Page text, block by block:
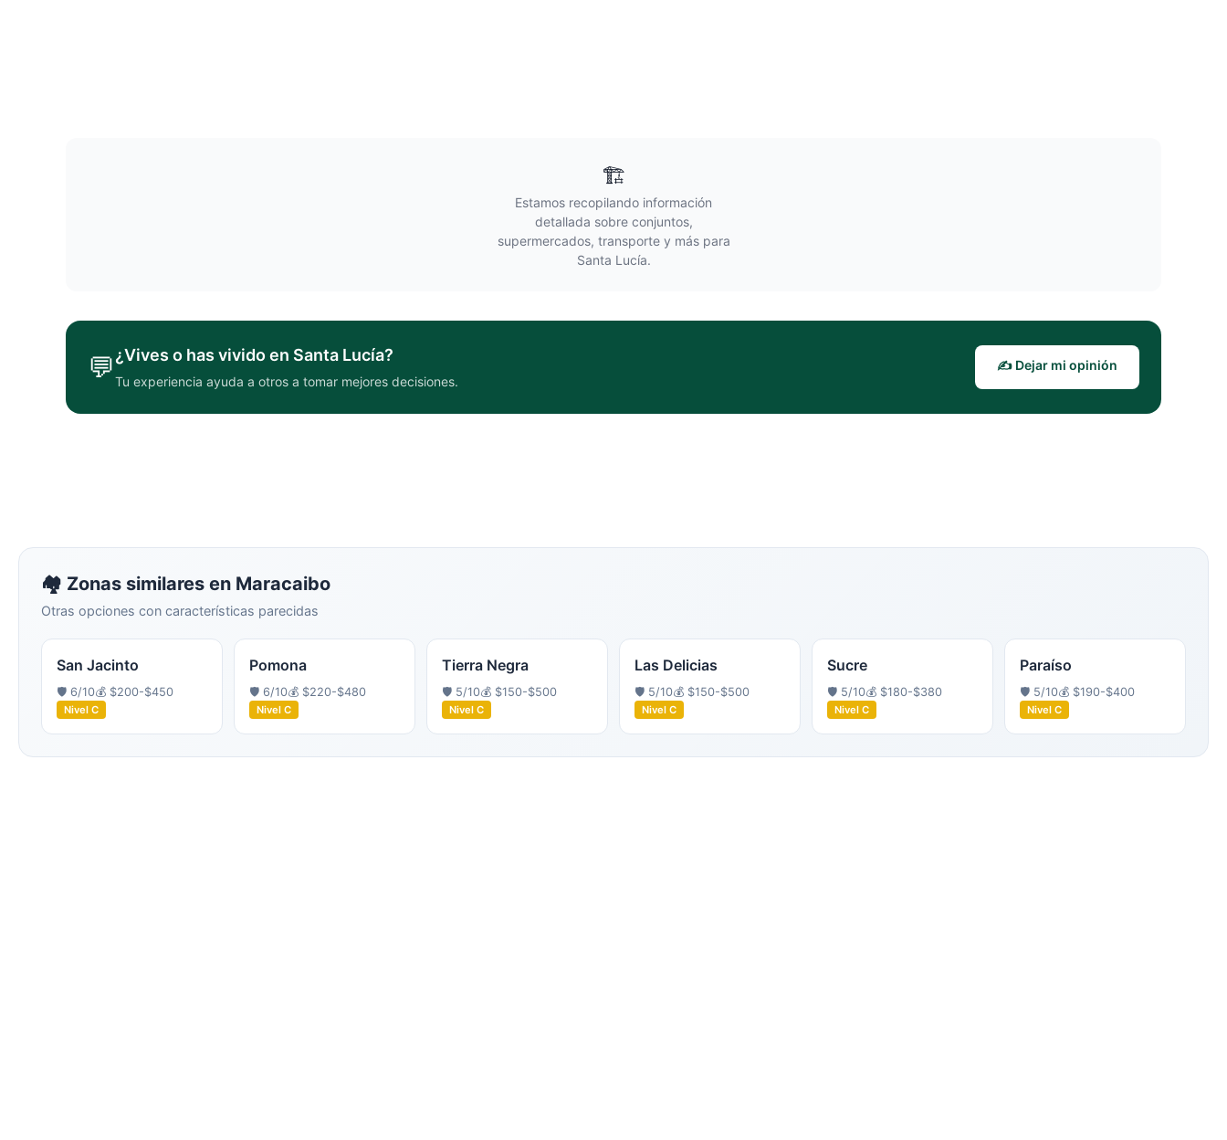
🏗️
Estamos recopilando información
detallada sobre conjuntos,
supermercados, transporte y más para
Santa Lucía.
💬¿Vives o has vivido en Santa Lucía?
Tu experiencia ayuda a otros a tomar mejores decisiones.
✍️ Dejar mi opinión
🏘️ Zonas similares en Maracaibo
Otras opciones con características parecidas
San Jacinto
🛡️ 6/10💰 $200-$450
Nivel C
Pomona
🛡️ 6/10💰 $220-$480
Nivel C
Tierra Negra
🛡️ 5/10💰 $150-$500
Nivel C
Las Delicias
🛡️ 5/10💰 $150-$500
Nivel C
Sucre
🛡️ 5/10💰 $180-$380
Nivel C
Paraíso
🛡️ 5/10💰 $190-$400
Nivel C